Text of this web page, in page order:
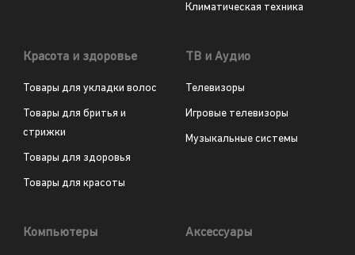
Климатическая техника
Красота и здоровье
Товары для укладки волос
Товары для бритья и
стрижки
Товары для здоровья
Товары для красоты
ТВ и Аудио
Телевизоры
Игровые телевизоры
Музыкальные системы
Компьютеры Аксессуары